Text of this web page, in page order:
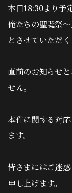
本日18:30より予
俺たちの聖誕祭
とさせていただく
直前のお知らせ
せん。
本件に関する対
ます。
皆さまにはご迷
申し上げます。